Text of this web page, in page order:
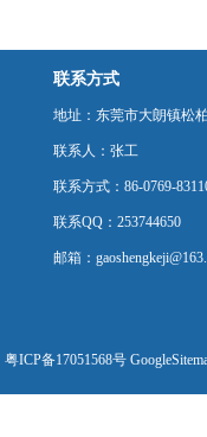
联系方式
地址：东莞市大朗镇松
联系人：张工
联系方式：86-0769-
联系QQ：253744650
邮箱：
粤ICP备17051568号